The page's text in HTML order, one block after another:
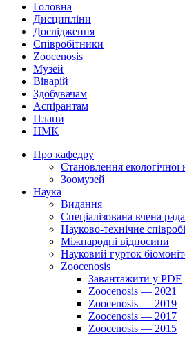
Головна
Дисципліни
Дослідження
Співробітники
Zoocenosis
Музей
Віварій
Здобувачам
Аспірантам
Плани
НМК
Про кафедру
Cтановлення
Зоомузей
Наука
Видання
Спеціалізована вчена
Науково-технічне
Міжнародні відносини
Науковий гурток
Zoocenosis
Завантажити у PDF
Zoocenosis — 2021
Zoocenosis — 2019
Zoocenosis — 2017
Zoocenosis — 2015